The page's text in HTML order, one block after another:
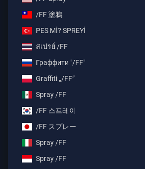
/FF 塗鴉
PES Mİ? SPREYİ
สเปรย์ /FF
Граффити "/FF"
Graffiti „/FF”
Spray /FF
/FF 스프레이
/FF スプレー
Spray /FF
Spray /FF